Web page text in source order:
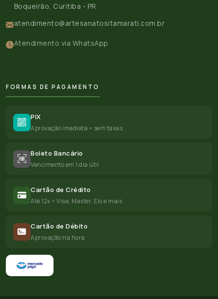
Boqueirão, Curitiba - PR
atendimento@artesanatositamarati.com.br
Atendimento via WhatsApp
FORMAS DE PAGAMENTO
PIX
Aprovação imediata • sem taxas
Boleto Bancário
Vencimento em 1 dia útil
Cartão de Crédito
Até 12x • Visa, Master, Elo e mais
Cartão de Débito
Aprovação na hora